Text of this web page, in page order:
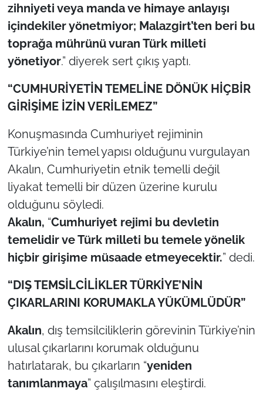
zihniyeti veya manda ve himaye anlayışı
içindekiler yönetmiyor; Malazgirt’ten beri bu
toprağa mührünü vuran Türk milleti
yönetiyor.” diyerek sert çıkış yaptı.
“CUMHURİYETİN TEMELİNE DÖNÜK HİÇBİR
GİRİŞİME İZİN VERİLEMEZ”
Konuşmasında Cumhuriyet rejiminin
Türkiye’nin temel yapısı olduğunu vurgulayan
Akalın, Cumhuriyetin etnik temelli değil
liyakat temelli bir düzen üzerine kurulu
olduğunu söyledi.
Akalın, “Cumhuriyet rejimi bu devletin
temelidir ve Türk milleti bu temele yönelik
hiçbir girişime müsaade etmeyecektir.” dedi.
“DIŞ TEMSİLCİLİKLER TÜRKİYE’NİN
ÇIKARLARINI KORUMAKLA YÜKÜMLÜDÜR”
Akalın, dış temsilciliklerin görevinin Türkiye’nin
ulusal çıkarlarını korumak olduğunu
hatırlatarak, bu çıkarların “yeniden
tanımlanmaya” çalışılmasını eleştirdi.
Genel-A
Gündem-Eğitim